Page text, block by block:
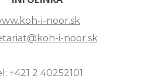
i-noor.sk
i-noor.sk
+421 2 40252101